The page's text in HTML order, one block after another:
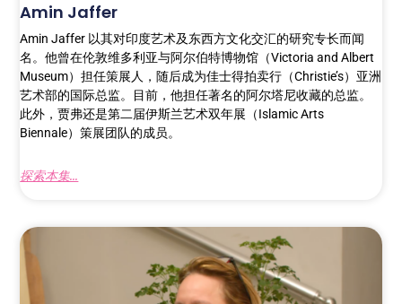
Amin Jaffer
Amin Jaffer 以其对印度艺术及东西方文化交汇的研究专长而闻
名。他曾在伦敦维多利亚与阿尔伯特博物馆（Victoria and Albert
Museum）担任策展人，随后成为佳士得拍卖行（Christie’s）亚洲
艺术部的国际总监。目前，他担任著名的阿尔塔尼收藏的总监。
此外，贾弗还是第二届伊斯兰艺术双年展（Islamic Arts
Biennale）策展团队的成员。
探索本集...